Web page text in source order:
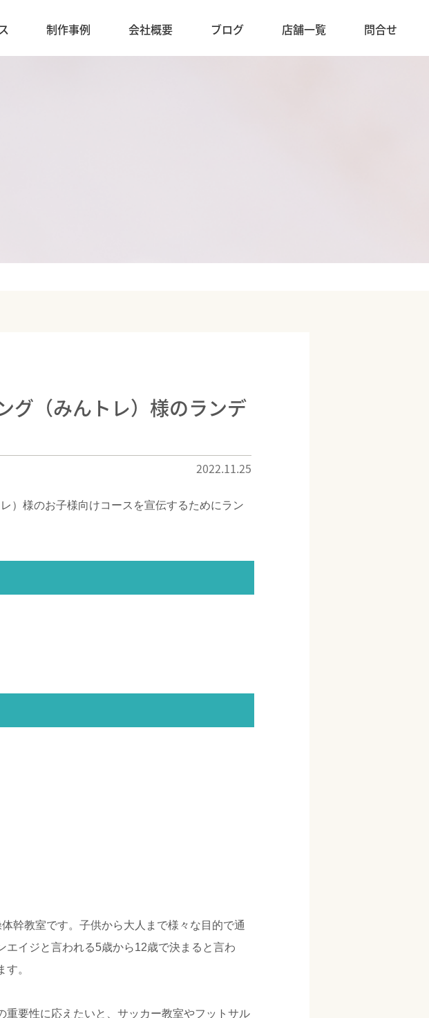
制作事例 会社概要 ブログ 店舗一覧 問合せ
グ（みんトレ）様のランデ
2022.11.25
）様のお子様向けコースを宣伝するためにラン
幹教室です。子供から大人まで様々な目的で通
イジと言われる5歳から12歳で決まると言わ
。
要性に応えたいと、サッカー教室やフットサル